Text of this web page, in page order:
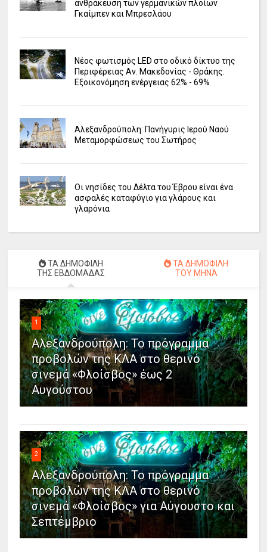
ανθράκευση των γερμανικών πλοίων
Γκαίμπεν και Μπρεσλάου
Νέος φωτισμός LED στο οδικό δίκτυο της
Περιφέρειας Αν. Μακεδονίας - Θράκης.
Εξοικονόμηση ενέργειας 62% - 69%
Αλεξανδρούπολη: Πανήγυρις Ιερού Ναού
Μεταμορφώσεως του Σωτήρος
Οι νησίδες του Δέλτα του Έβρου είναι ένα
ασφαλές καταφύγιο για γλάρους και
γλαρόνια
ΤΑ ΔΗΜΟΦΙΛΗ
ΤΗΣ ΕΒΔΟΜΑΔΑΣ
ΤΑ ΔΗΜΟΦΙΛΗ
ΤΟΥ ΜΗΝΑ
1
Αλεξανδρούπολη: Το πρόγραμμα
προβολών της ΚΛΑ στο θερινό
σινεμά «Φλοίσβος» έως 2
Αυγούστου
2
Αλεξανδρούπολη: Το πρόγραμμα
προβολών της ΚΛΑ στο θερινό
σινεμά «Φλοίσβος» για Αύγουστο και
Σεπτέμβριο